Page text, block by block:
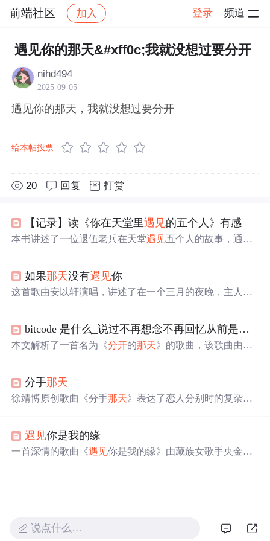
前端社区 加入 登录 频道
社区 前端社区 感慨 帖子详情
遇见你的那天&#xff0c;我就没想过要分开
nihd494
2025-09-05
遇见你的那天，我就没想过要分开
给本帖投票
20 回复 打赏
【记录】读《你在天堂里遇见的五个人》有感
本书讲述了一位退伍老兵在天堂遇见五个人的故事，通过
如果那天没有遇见你
这首歌由安以轩演唱，讲述了在一个三月的夜晚，主人公
情的深切怀念。
bitcode 是什么_说过不再想念不再回忆从前是什么歌
本文解析了一首名为《分开的那天》的歌曲，该歌曲由古
词的问题。
分手那天
徐靖博原创歌曲《分手那天》表达了恋人分别时的复杂情
遇见你是我的缘
一首深情的歌曲《遇见你是我的缘》由藏族女歌手央金兰
说点什么…